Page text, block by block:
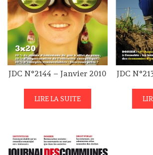
JDC N°2144 – Janvier 2010
LIRE LA SUITE
JDC